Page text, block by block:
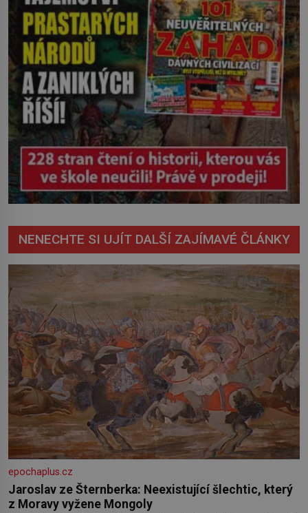
NENECHTE SI UJÍT DALŠÍ ZAJÍMAVÉ ČLÁNKY
epochaplus.cz
Jaroslav ze Šternberka: Neexistující šlechtic, který
z Moravy vyžene Mongoly